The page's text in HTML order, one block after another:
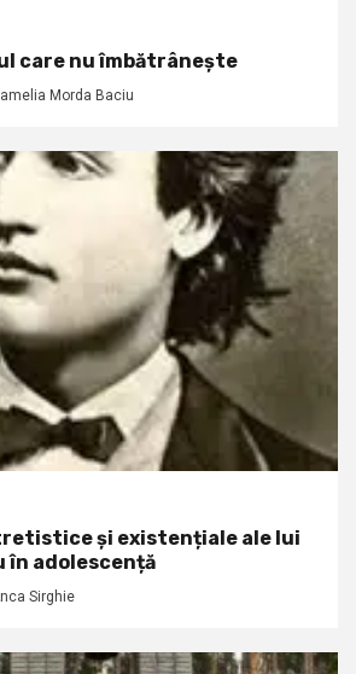
care nu îmbătrânește
Morda Baciu
și existențiale ale lui
în adolescență
Sirghie